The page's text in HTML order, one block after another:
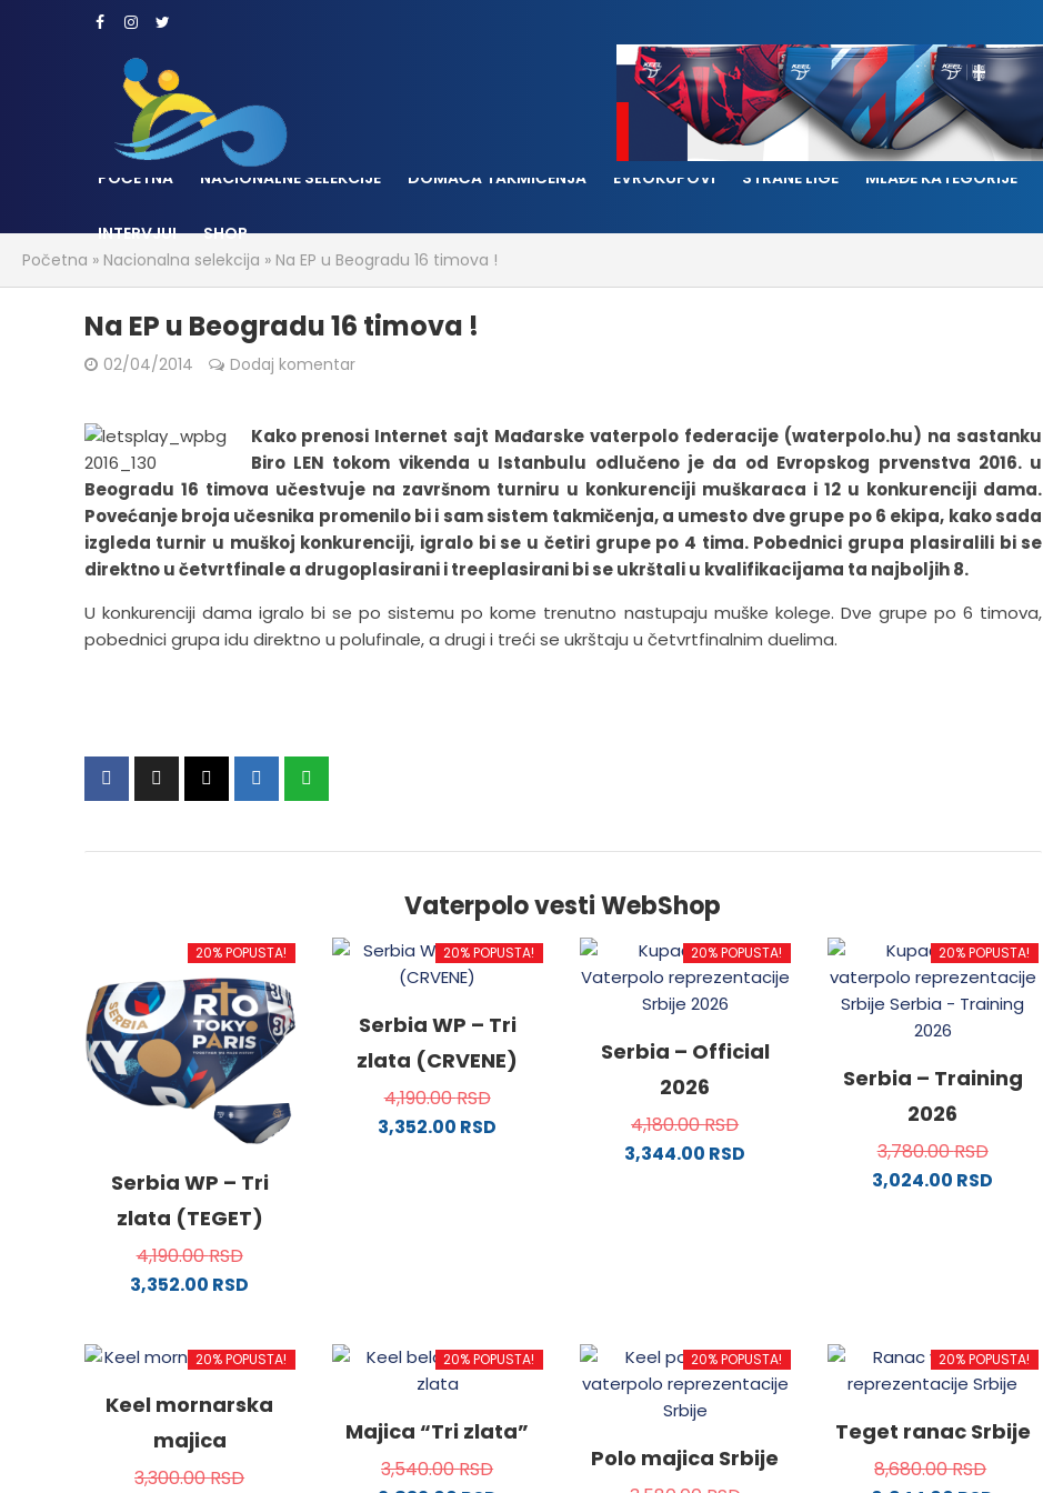
POČETNA NACIONALNE SELEKCIJE DOMAĆA TAKMIČENJA EVROKUPOVI STRANE LIGE MLAĐE KATEGORIJE
INTERVJUI
SHOP
Početna » Nacionalna selekcija » Na EP u Beogradu 16 timova !
Na EP u Beogradu 16 timova !
02/04/2014 Dodaj komentar
Kako prenosi Internet sajt Mađarske vaterpolo federacije (waterpolo.hu) na sastanku
Biro LEN tokom vikenda u Istanbulu odlučeno je da od Evropskog prvenstva 2016. u
Beogradu 16 timova učestvuje na završnom turniru u konkurenciji muškaraca i 12 u konkurenciji dama.
Povećanje broja učesnika promenilo bi i sam sistem takmičenja, a umesto dve grupe po 6 ekipa, kako sada
izgleda turnir u muškoj konkurenciji, igralo bi se u četiri grupe po 4 tima. Pobednici grupa plasiralili bi se
direktno u četvrtfinale a drugoplasirani i treeplasirani bi se ukrštali u kvalifikacijama ta najboljih 8.
U konkurenciji dama igralo bi se po sistemu po kome trenutno nastupaju muške kolege. Dve grupe po 6 timova,
pobednici grupa idu direktno u polufinale, a drugi i treći se ukrštaju u četvrtfinalnim duelima.
Vaterpolo vesti WebShop
20% POPUSTA!
Serbia WP – Tri
zlata (TEGET)
4,190.00RSD
3,352.00 RSD
ima
varijanti.
Opcije
mogu
20% POPUSTA!
Serbia WP – Tri
zlata (CRVENE)
4,190.00RSD
3,352.00 RSD
izabrane
na
stranici
20% POPUSTA!
Serbia – Official
2026
4,180.00RSD
3,344.00 RSD
biti
izabrane
na
stranici
proizvoda.
20% POPUSTA!
Serbia – Training
2026
3,780.00RSD
3,024.00 RSD
mogu
biti
izabrane
stranici
20% POPUSTA!
Keel mornarska
majica
3,300.00RSD
20% POPUSTA!
Majica “Tri zlata”
3,540.00RSD
20% POPUSTA!
Polo majica Srbije
20% POPUSTA!
Teget ranac Srbije
8,680.00RSD